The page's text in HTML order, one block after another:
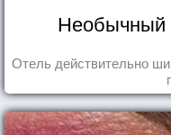
Необычный
Отель действительно